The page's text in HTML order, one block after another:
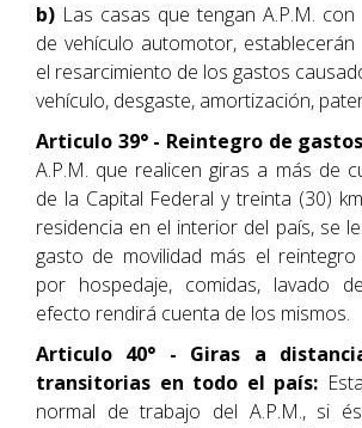
b) Las casas que tengan A.P.M.
de vehículo automotor,
el resarcimiento de los gastos
vehículo, desgaste, amortización,
Articulo 39° - Reintegro de
A.P.M. que realicen giras a más de
de la Capital Federal y treinta (30)
residencia en el interior del país, se
gasto de movilidad más el
por hospedaje, comidas, lavado
efecto rendirá cuenta de los mismos.
Articulo 40° - Giras a
transitorias en todo el país:
normal de trabajo del A.P.M., si